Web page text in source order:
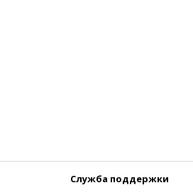
Служба поддержки